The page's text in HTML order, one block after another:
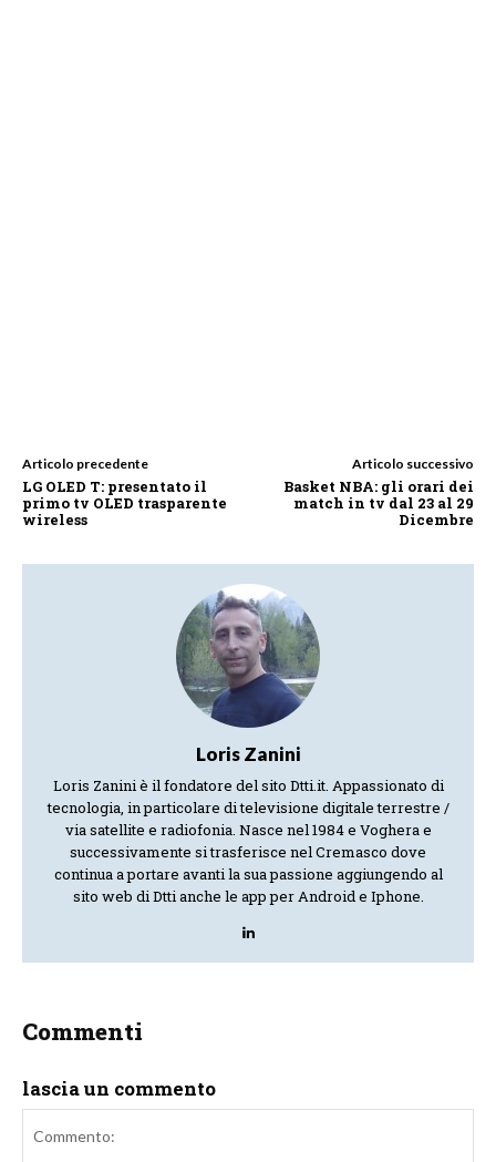
Articolo precedente
LG OLED T: presentato il
primo tv OLED trasparente
wireless
Articolo successivo
Basket NBA: gli orari dei
match in tv dal 23 al 29
Dicembre
Loris Zanini
Loris Zanini è il fondatore del sito Dtti.it. Appassionato di
tecnologia, in particolare di televisione digitale terrestre /
via satellite e radiofonia. Nasce nel 1984 e Voghera e
successivamente si trasferisce nel Cremasco dove
continua a portare avanti la sua passione aggiungendo al
sito web di Dtti anche le app per Android e Iphone.
Commenti
lascia un commento